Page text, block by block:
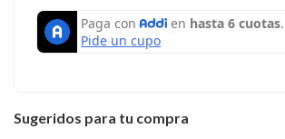
Sugeridos para tu compra